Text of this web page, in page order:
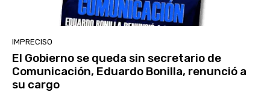
IMPRECISO
El Gobierno se queda sin secretario de
Comunicación, Eduardo Bonilla, renunció a
su cargo